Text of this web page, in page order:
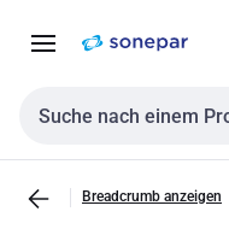
NavigationInhalt
Sucheingabe
Breadcrumb anzeigen